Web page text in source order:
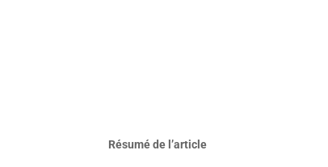
Résumé de l’article